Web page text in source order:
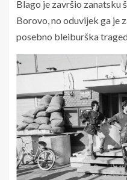
Blago je završio zanatsku
Borovo, no oduvijek ga je
posebno bleiburška